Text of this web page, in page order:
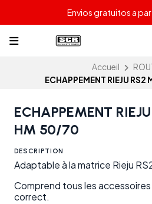
Envios gratuitos a
Accueil
ECHAPPEMENT RIEJU
ECHAPPEMENT
HM 50/70
DESCRIPTION
Adaptable à la matrice Rieju
Comprend tous les
correct.